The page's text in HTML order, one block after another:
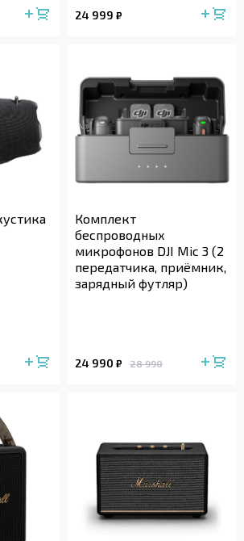
24 999 ₽
Комплект
беспроводных
микрофонов DJI Mic 3 (2
передатчика, приёмник,
зарядный футляр)
24 990 ₽ 28 990